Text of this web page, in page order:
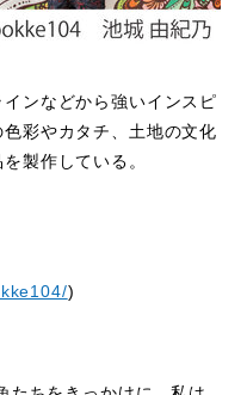
ンなどから強いインスピ
彩やカタチ、土地の文化
製作している。
)